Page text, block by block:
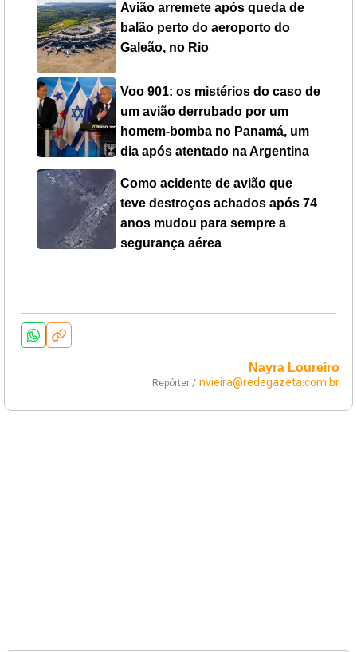
Avião arremete após queda de
balão perto do aeroporto do
Galeão, no Rio
Voo 901: os mistérios do caso de
um avião derrubado por um
homem-bomba no Panamá, um
dia após atentado na Argentina
Como acidente de avião que
teve destroços achados após 74
anos mudou para sempre a
segurança aérea
Nayra Loureiro
Repórter / nvieira@redegazeta.com.br